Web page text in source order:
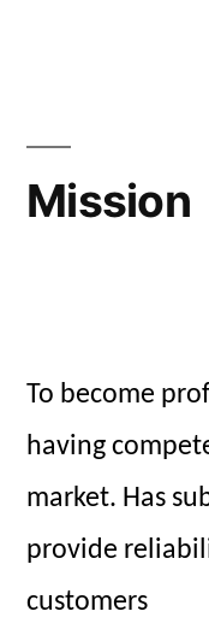
Mission
To become
having
market. Has
provide
customers